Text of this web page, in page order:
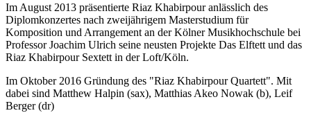
Im August 2013 präsentierte Riaz Khabirpour anlässlich des
Diplomkonzertes nach zweijährigem Masterstudium für
Komposition und Arrangement an der Kölner Musikhochschule bei
Professor Joachim Ulrich seine neusten Projekte Das Elftett und das
Riaz Khabirpour Sextett in der Loft/Köln.
Im Oktober 2016 Gründung des "Riaz Khabirpour Quartett". Mit
dabei sind Matthew Halpin (sax), Matthias Akeo Nowak (b), Leif
Berger (dr)